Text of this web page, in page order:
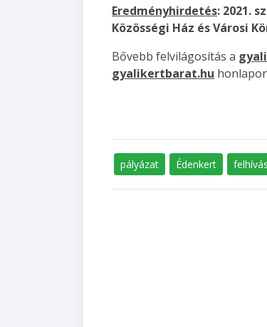
Eredményhirdetés: 2021.
Közösségi Ház és Városi
Bővebb felvilágosítás a
gyalikertbarat.hu
pályázat Édenkert felhívás